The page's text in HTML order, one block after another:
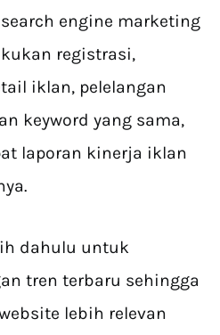
engine marketing
registrasi,
iklan, pelelangan
keyword yang sama,
laporan kinerja iklan
dahulu untuk
tren terbaru sehingga
lebih relevan